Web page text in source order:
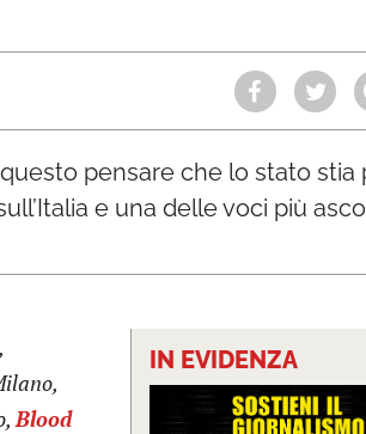
pensare che lo stato stia
e una delle voci più
Blood
IN EVIDENZA